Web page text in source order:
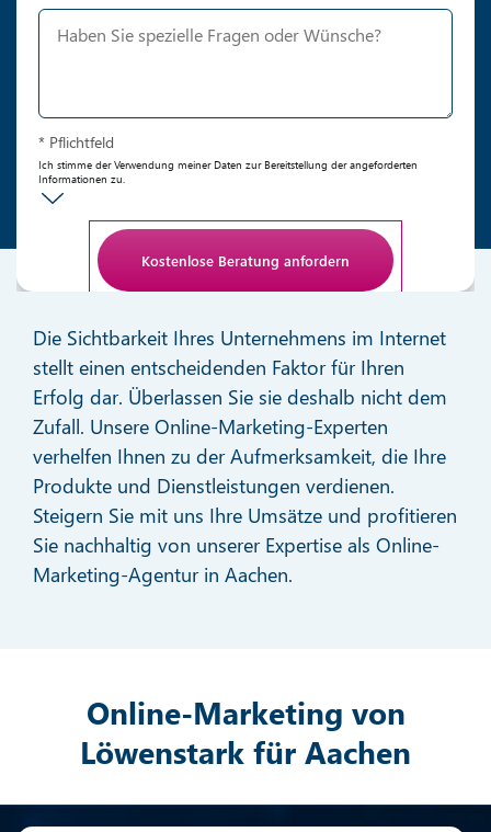
* Pflichtfeld
Ich stimme der Verwendung meiner Daten zur Bereitstellung der angeforderten
Informationen zu.
Hier klicken
Friendly
Die Sichtbarkeit Ihres Unternehmens im Internet
stellt einen entscheidenden Faktor für Ihren
Erfolg dar. Überlassen Sie sie deshalb nicht dem
Zufall. Unsere Online-Marketing-Experten
verhelfen Ihnen zu der Aufmerksamkeit, die Ihre
Produkte und Dienstleistungen verdienen.
Steigern Sie mit uns Ihre Umsätze und profitieren
Sie nachhaltig von unserer Expertise als Online-
Marketing-Agentur in Aachen.
Online-Marketing von
Löwenstark für Aachen